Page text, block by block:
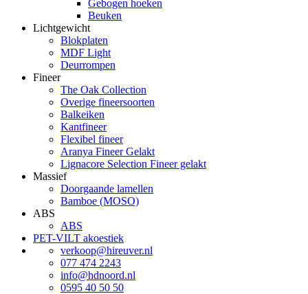
Gebogen hoeken
Beuken
Lichtgewicht
Blokplaten
MDF Light
Deurrompen
Fineer
The Oak Collection
Overige fineersoorten
Balkeiken
Kantfineer
Flexibel fineer
Aranya Fineer Gelakt
Lignacore Selection Fineer gelakt
Massief
Doorgaande lamellen
Bamboe (MOSO)
ABS
ABS
PET-VILT akoestiek
verkoop@hireuver.nl
077 474 2243
info@hdnoord.nl
0595 40 50 50